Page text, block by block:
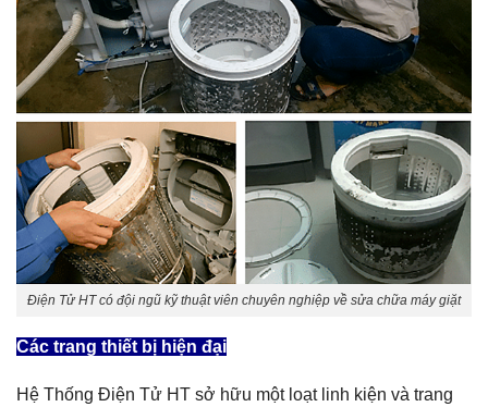
Điện Tử HT có đội ngũ kỹ thuật viên chuyên nghiệp về sửa chữa máy giặt
Các trang thiết bị hiện đại
Hệ Thống Điện Tử HT sở hữu một loạt linh kiện và trang